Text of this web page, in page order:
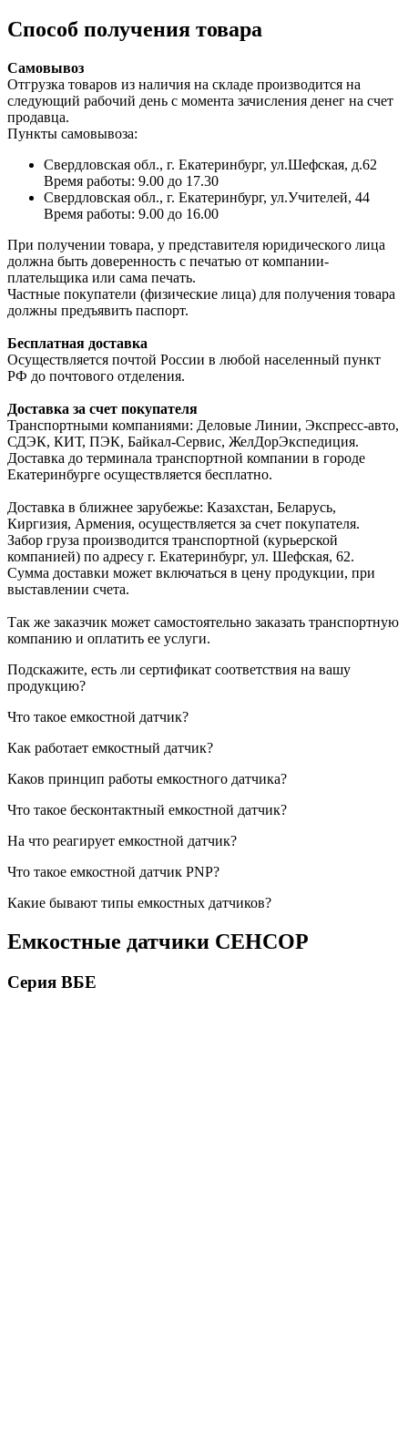
Способ получения товара
Самовывоз
Отгрузка товаров из наличия на складе производится на
следующий рабочий день с момента зачисления денег на счет
продавца.
Пункты самовывоза:
Свердловская обл., г. Екатеринбург, ул.Шефская, д.62
Время работы: 9.00 до 17.30
Свердловская обл., г. Екатеринбург, ул.Учителей, 44
Время работы: 9.00 до 16.00
При получении товара, у представителя юридического лица
должна быть доверенность с печатью от компании-
плательщика или сама печать.
Частные покупатели (физические лица) для получения товара
должны предъявить паспорт.
Бесплатная доставка
Осуществляется почтой России в любой населенный пункт
РФ до почтового отделения.
Доставка за счет покупателя
Транспортными компаниями: Деловые Линии, Экспресс-авто,
СДЭК, КИТ, ПЭК, Байкал-Сервис, ЖелДорЭкспедиция.
Доставка до терминала транспортной компании в городе
Екатеринбурге осуществляется бесплатно.
Доставка в ближнее зарубежье: Казахстан, Беларусь,
Киргизия, Армения, осуществляется за счет покупателя.
Забор груза производится транспортной (курьерской
компанией) по адресу г. Екатеринбург, ул. Шефская, 62.
Сумма доставки может включаться в цену продукции, при
выставлении счета.
Так же заказчик может самостоятельно заказать транспортную
компанию и оплатить ее услуги.
Подскажите, есть ли сертификат соответствия на вашу
продукцию?
Что такое емкостной датчик?
Как работает емкостный датчик?
Каков принцип работы емкостного датчика?
Что такое бесконтактный емкостной датчик?
На что реагирует емкостной датчик?
Что такое емкостной датчик PNP?
Какие бывают типы емкостных датчиков?
Емкостные датчики СЕНСОР
Серия ВБЕ